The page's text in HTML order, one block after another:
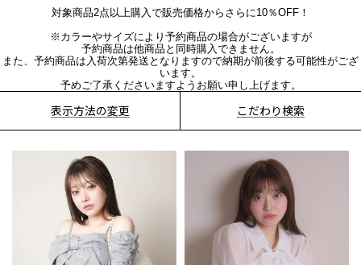
対象商品2点以上購入で販売価格からさらに10％OFF！
※カラーやサイズにより予約商品の場合がございますが
予約商品は他商品と同時購入できません。
また、予約商品は入荷次第発送となりますので納期が前後する可能性がござ
います。
予めご了承くださいますようお願い申し上げます。
表示方法の変更 こだわり検索